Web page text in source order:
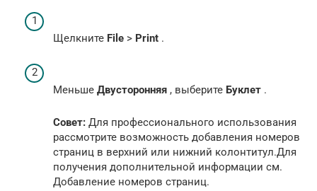
Щелкните File > Print .
Меньше Двусторонняя , выберите Буклет .
Совет: Для профессионального использования
рассмотрите возможность добавления номеров
страниц в верхний или нижний колонтитул.Для
получения дополнительной информации см.
Добавление номеров страниц.